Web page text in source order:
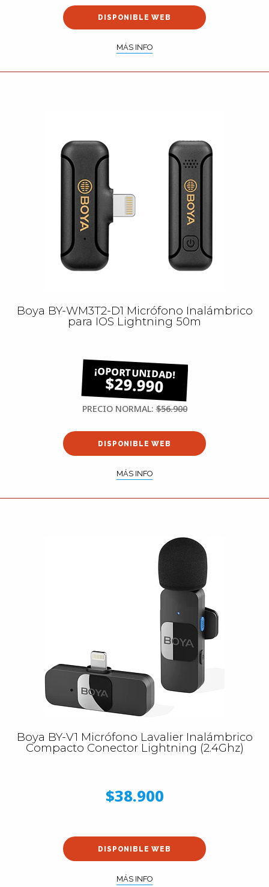
DISPONIBLE WEB
MÁS INFO
Boya BY-WM3T2-D1 Micrófono Inalámbrico
para IOS Lightning 50m
$29.990
PRECIO NORMAL:$56.900
DISPONIBLE WEB
MÁS INFO
Boya BY-V1 Micrófono Lavalier Inalámbrico
Compacto Conector Lightning (2.4Ghz)
$38.900
DISPONIBLE WEB
MÁS INFO